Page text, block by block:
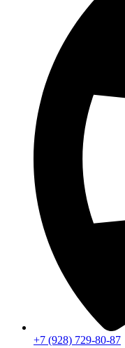
+7 (928) 729-80-87